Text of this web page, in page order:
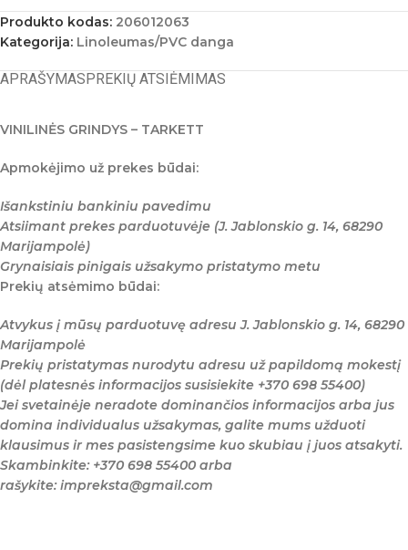
Produkto kodas: 206012063
Kategorija: Linoleumas/PVC danga
APRAŠYMASPREKIŲ ATSIĖMIMAS
VINILINĖS GRINDYS – TARKETT
Apmokėjimo už prekes būdai:
Išankstiniu bankiniu pavedimu
Atsiimant prekes parduotuvėje (J. Jablonskio g. 14, 68290
Marijampolė)
Grynaisiais pinigais užsakymo pristatymo metu
Prekių atsėmimo būdai:
Atvykus į mūsų parduotuvę adresu J. Jablonskio g. 14, 68290
Marijampolė
Prekių pristatymas nurodytu adresu už papildomą mokestį
(dėl platesnės informacijos susisiekite +370 698 55400)
Jei svetainėje neradote dominančios informacijos arba jus
domina individualus užsakymas, galite mums užduoti
klausimus ir mes pasistengsime kuo skubiau į juos atsakyti.
Skambinkite: +370 698 55400 arba
rašykite: impreksta@gmail.com